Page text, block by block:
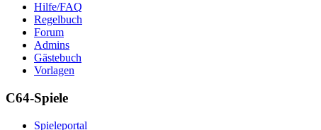
Hilfe/FAQ
Regelbuch
Forum
Admins
Gästebuch
Vorlagen
C64-Spiele
Spieleportal